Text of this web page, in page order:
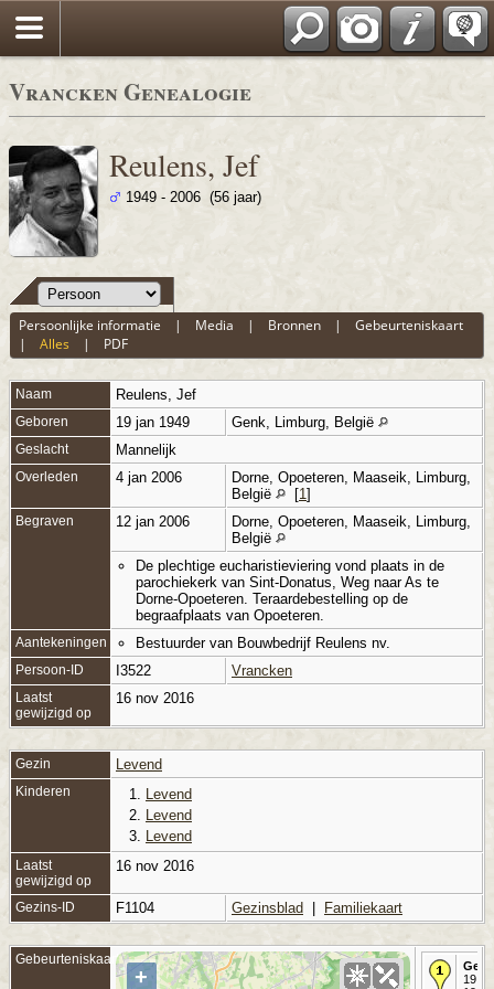
Vrancken Genealogie
Reulens, Jef
1949 - 2006 (56 jaar)
Persoonlijke informatie | Media | Bronnen |Gebeurteniskaart
|Alles | PDF
Naam Reulens Jef
Geboren 19 jan 1949 Genk, Limburg, België
Geslacht Mannelijk
Overleden 4 jan 2006
Dorne, Opoeteren, Maaseik, Limburg,
België
[1 ]
Begraven 12 jan 2006
Dorne, Opoeteren, Maaseik, Limburg,
België
De plechtige eucharistieviering vond plaats in de
parochiekerk van Sint-Donatus, Weg naar As te
Dorne-Opoeteren. Teraardebestelling op de
begraafplaats van Opoeteren.
Aantekeningen Bestuurder van Bouwbedrijf Reulens nv.
Persoon-ID I3522 Vrancken
Laatst
gewijzigd op
16 nov 2016
Gezin Levend
Kinderen 1.
Levend
2.
Levend
3.
Levend
Laatst
gewijzigd op
16 nov 2016
Gezins-ID F1104 Gezinsblad Familiekaart
Gebeurteniskaart
+
19 jan